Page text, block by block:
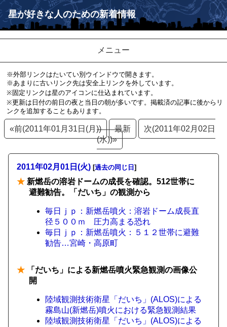
星が好きな人のための新着情報
メニュー
※外部リンクはたいてい別ウインドウで開きます。
※あまりに古いリンク先は安全上リンクを外しています。
※固定リンクは星のアイコンに仕込まれています。
※更新は日付の前日の夜と当日の朝が多いです。掲載済の記事に後からリ
ンクを追加することもあります。
«前(2011年01月31日(月)) 最新
次(2011年02月02日
(水))»
2011年02月01日(火) [過去の同じ日 ]
★ 新燃岳の溶岩ドームの成長を確認。512世帯に
避難勧告。「だいち」の観測から
毎日ｊｐ：新燃岳噴火：溶岩ドーム成長直
径５００ｍ 圧力高まる恐れ
毎日ｊｐ：新燃岳噴火：５１２世帯に避難
勧告…宮崎・高原町
★ 「だいち」による新燃岳噴火緊急観測の画像公
開
陸域観測技術衛星「だいち」(ALOS)による
霧島山(新燃岳)噴火における緊急観測結果
陸域観測技術衛星「だいち」(ALOS)による